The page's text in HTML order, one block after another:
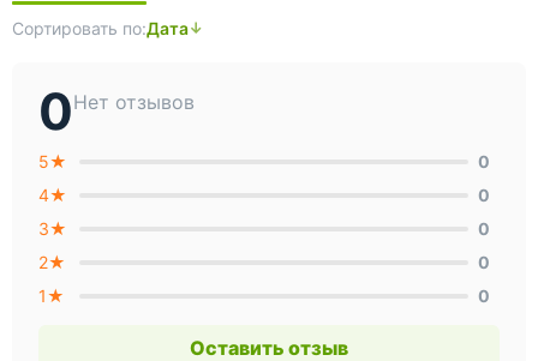
Сортировать по:Дата
0Нет отзывов
5★
0
4★
0
3★
0
2★
0
1★
0
Оставить отзыв